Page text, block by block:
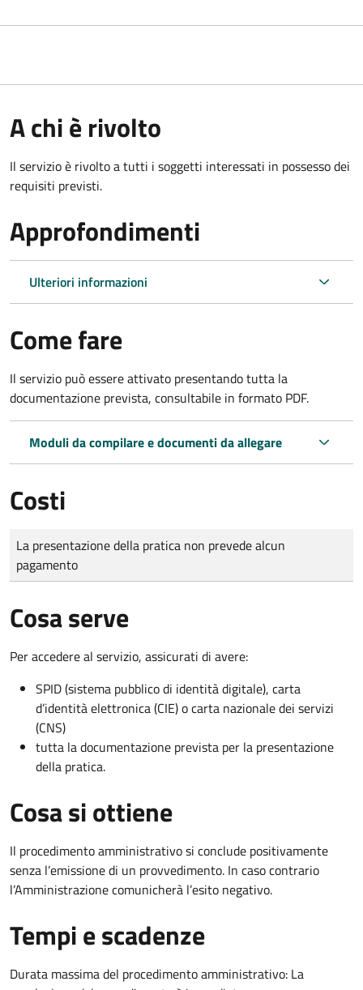
A chi è rivolto
Il servizio è rivolto a tutti i soggetti interessati in possesso dei
requisiti previsti.
Approfondimenti
Ulteriori informazioni
Come fare
Il servizio può essere attivato presentando tutta la
documentazione prevista, consultabile in formato PDF.
Moduli da compilare e documenti da allegare
Costi
Tipo di pagamento
Importo
La presentazione della pratica non prevede alcun
pagamento
Cosa serve
Per accedere al servizio, assicurati di avere:
SPID (sistema pubblico di identità digitale), carta
d’identità elettronica (CIE) o carta nazionale dei servizi
(CNS)
tutta la documentazione prevista per la presentazione
della pratica.
Cosa si ottiene
Il procedimento amministrativo si conclude positivamente
senza l’emissione di un provvedimento. In caso contrario
l’Amministrazione comunicherà l’esito negativo.
Tempi e scadenze
Durata massima del procedimento amministrativo: La